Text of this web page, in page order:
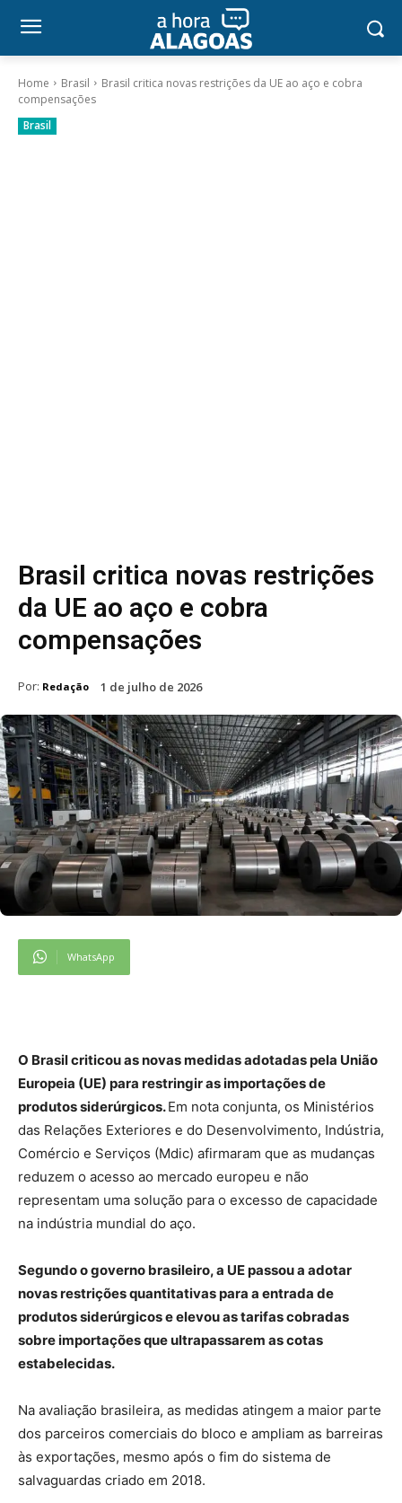
Home Brasil
Brasil critica novas restrições da UE ao aço e cobra
compensações
Brasil
Brasil critica novas restrições
da UE ao aço e cobra
compensações
Por: Redação 1 de julho de 2026
WhatsApp
O Brasil criticou as novas medidas adotadas pela União
Europeia (UE) para restringir as importações de
produtos siderúrgicos.Em nota conjunta, os Ministérios
das Relações Exteriores e do Desenvolvimento, Indústria,
Comércio e Serviços (Mdic) afirmaram que as mudanças
reduzem o acesso ao mercado europeu e não
representam uma solução para o excesso de capacidade
na indústria mundial do aço.
Segundo o governo brasileiro, a UE passou a adotar
novas restrições quantitativas para a entrada de
produtos siderúrgicos e elevou as tarifas cobradas
sobre importações que ultrapassarem as cotas
estabelecidas.
Na avaliação brasileira, as medidas atingem a maior parte
dos parceiros comerciais do bloco e ampliam as barreiras
às exportações, mesmo após o fim do sistema de
salvaguardas criado em 2018.